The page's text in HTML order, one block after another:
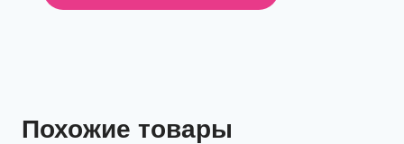
Похожие товары